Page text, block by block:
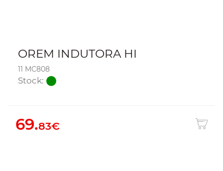
OREM INDUTORA HI
11 MC808
Stock:
69.83€